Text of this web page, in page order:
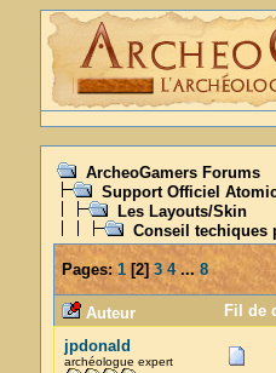
ArcheoGamers Forums
Support Officiel
Les Layouts/Skin
Conseil techiques
Pages: 1[2]3 4 ... 8
Auteur
Fil de
jpdonald
archéologue expert